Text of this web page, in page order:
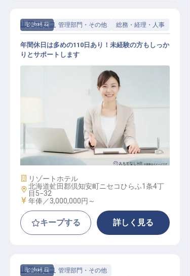
契約社員 管理部門・その他 総務・経理・人事
HR officer
山翠ニセコ
年間休日は多めの110日あり！未経験の方もしっか
りとサポートします
施設業態
リゾートホテル
勤務地
北海道虻田郡倶知安町ニセコひらふ1条4丁
目5−32
給与
年俸／3,000,000円～
キープする 詳しく見る
契約社員
管理部門・その他
山翠ニセコ